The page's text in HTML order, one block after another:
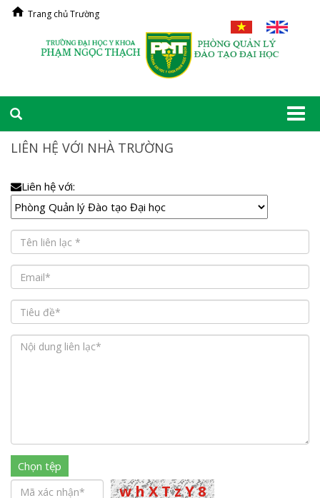
Trang chủ Trường
LIÊN HỆ VỚI NHÀ TRƯỜNG
Liên hệ với:
Chọn tệp